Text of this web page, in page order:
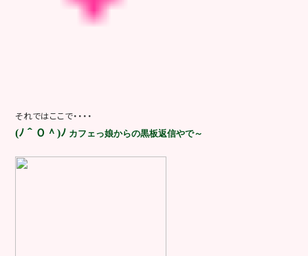
それではここで・・・・
(ﾉ＾Ｏ＾)ﾉ カフェっ娘からの黒板返信やで～